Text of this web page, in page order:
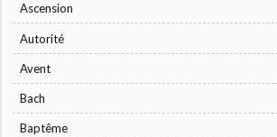
Ascension
Autorité
Avent
Bach
Baptême